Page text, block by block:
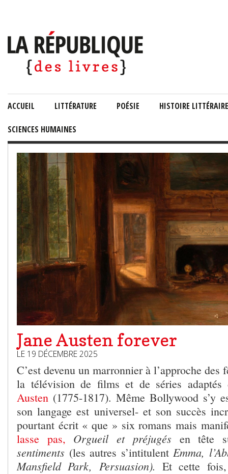
ACCUEIL LITTÉRATURE POÉSIE HISTOIRE LITTÉRAIRE
SCIENCES HUMAINES
Jane Austen forever
LE 19 DÉCEMBRE 2025
C’est devenu un marronnier à l’approche
la télévision de films et de séries
Austen (1775-1817). Même Bollywood s’y
son langage est universel- et son succès
pourtant écrit « que » six romans mais
lasse pas, Orgueil et préjugés en tête
sentiments (les autres s’intitulentEmma,
Mansfield Park, Persuasion). Et cette